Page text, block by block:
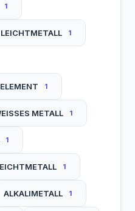
1
LEICHTMETALL 1
1
METALL 1
1
1
ALKALIMETALL 1